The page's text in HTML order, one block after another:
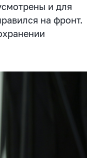
и для
на фронт.